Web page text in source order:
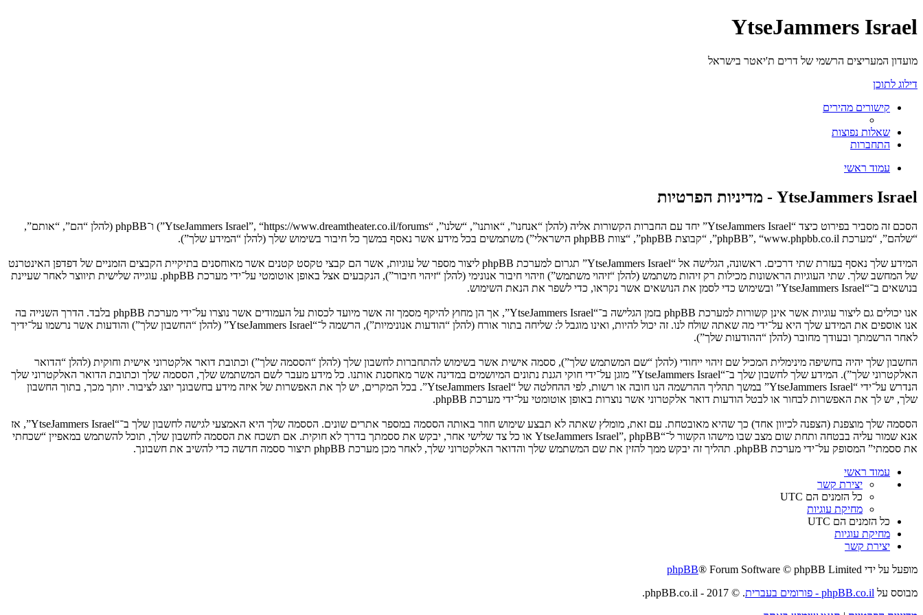
YtseJammers Israel
מועדון המעריצים הרשמי של דרים ת'יאטר בישראל
דילוג לתוכן
קישורים מהירים
שאלות נפוצות
התחברות
עמוד ראשי
YtseJammers Israel - מדיניות הפרטיות
הסכם זה מסביר בפירוט כיצד “YtseJammers Israel” יחד עם החברות הקשורות אליה (להלן “אנחנו”, “אותנו”, “שלנו”, “YtseJammers Israel”, “https://www.dreamtheater.co.il/forums”) ו־phpBB (להלן “הם”, “אותם”,
“שלהם”, “מערכת phpBB”, “www.phpbb.co.il”, “קבוצת phpBB”, “צוות phpBB הישראלי”) משתמשים בכל מידע אשר נאסף במשך כל חיבור בשימוש שלך (להלן “המידע שלך”).
המידע שלך נאסף בעזרת שתי דרכים. ראשונה, הגלישה אל “YtseJammers Israel” תגרום למערכת phpBB ליצור מספר של עוגיות, אשר הם קבצי טקסט קטנים אשר מאוחסנים בתיקיית הקבצים הזמניים של דפדפן האינטרנט
של המחשב שלך. שתי העוגיות הראשונות מכילות רק זיהות משתמש (להלן “זיהוי משתמש”) וזיהוי חיבור אנונימי (להלן “זיהוי חיבור”), הנקבעים אצל באופן אוטומטי על־ידי מערכת phpBB. עוגייה שלישית תיווצר לאחר שעיינת
בנושאים ב־“YtseJammers Israel” ובשימוש כדי לסמן את הנושאים אשר נקראו, כדי לשפר את הנאת השימוש.
אנו יכולים גם ליצור עוגיות אשר אינן קשורות למערכת phpBB בזמן הגלישה ב־“YtseJammers Israel”, אך הן מחוץ להיקף מסמך זה אשר מיועד לכסות על העמודים אשר נוצרו על־ידי מערכת phpBB בלבד. הדרך השנייה בה
אנו אוספים את המידע שלך היא על־ידי מה שאתה שולח לנו. זה יכול להיות, ואינו מוגבל ל: שליחה בתור אורח (להלן “הודעות אנונימיות”), הרשמה ל־“YtseJammers Israel” (להלן “החשבון שלך”) והודעות אשר נרשמו על־ידיך
לאחר הרשמתך ובעודך מחובר (להלן “ההודעות שלך”).
החשבון שלך יהיה בחשיפה מינימלית המכיל שם זיהוי ייחודי (להלן “שם המשתמש שלך”), ססמה אישית אשר בשימוש להתחברות לחשבון שלך (להלן “הססמה שלך”) וכתובת דואר אלקטרוני אישית וחוקית (להלן “הדואר
האלקטרוני שלך”). המידע שלך לחשבון שלך ב־“YtseJammers Israel” מוגן על־ידי חוקי הגנת נתונים המיושמים במדינה אשר מאחסנת אותנו. כל מידע מעבר לשם המשתמש שלך, הססמה שלך וכתובת הדואר האלקטרוני שלך
הנדרש על־ידי “YtseJammers Israel” במשך תהליך ההרשמה הנו חובה או רשות, לפי ההחלטה של “YtseJammers Israel”. בכל המקרים, יש לך את האפשרות של איזה מידע בחשבונך יוצג לציבור. יותך מכך, בתוך החשבון
שלך, יש לך את האפשרות לבחור או לבטל הודעות דואר אלקטרוני אשר נוצרות באופן אוטומטי על־ידי מערכת phpBB.
הססמה שלך מוצפנת (הצפנה לכיוון אחד) כך שהיא מאובטחת. עם זאת, מומלץ שאתה לא תבצע שימוש חוזר באותה הססמה במספר אתרים שונים. הססמה שלך היא האמצעי לגישה לחשבון שלך ב־“YtseJammers Israel”, אז
אנא שמור עליה בבטחה ותחת שום מצב שבו מישהו הקשור ל־“YtseJammers Israel”, phpBB או כל צד שלישי אחר, יבקש את ססמתך בדרך לא חוקית. אם תשכח את הססמה לחשבון שלך, תוכל להשתמש במאפיין “שכחתי
את ססמתי” המסופק על־ידי מערכת phpBB. תהליך זה יבקש ממך להזין את שם המשתמש שלך והדואר האלקטרוני שלך, לאחר מכן מערכת phpBB תיצור ססמה חדשה כדי להשיב את חשבונך.
עמוד ראשי
יצירת קשר
כל הזמנים הם UTC
מחיקת עוגיות
כל הזמנים הם UTC
מחיקת עוגיות
יצירת קשר
מופעל על ידי
phpBB® Forum Software © phpBB Limited
מבוסס על phpBB.co.il - פורומים בעברית
. © 2017 - phpBB.co.il.